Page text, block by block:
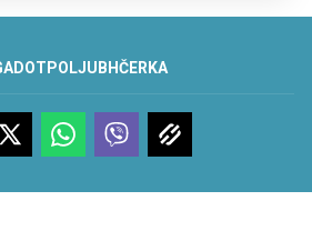
POLJUB HČERKA